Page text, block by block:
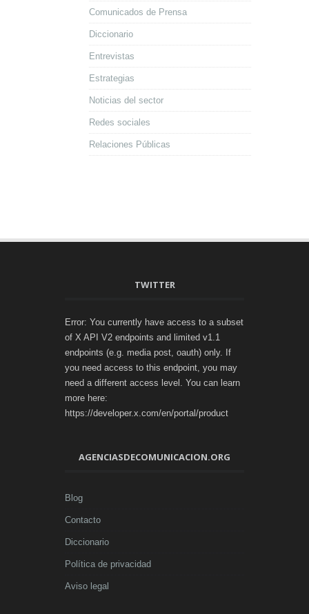
Comunicados de Prensa
Diccionario
Entrevistas
Estrategias
Noticias del sector
Redes sociales
Relaciones Públicas
TWITTER
Error: You currently have access to a subset
of X API V2 endpoints and limited v1.1
endpoints (e.g. media post, oauth) only. If
you need access to this endpoint, you may
need a different access level. You can learn
more here:
https://developer.x.com/en/portal/product
AGENCIASDECOMUNICACION.ORG
Blog
Contacto
Diccionario
Política de privacidad
Aviso legal